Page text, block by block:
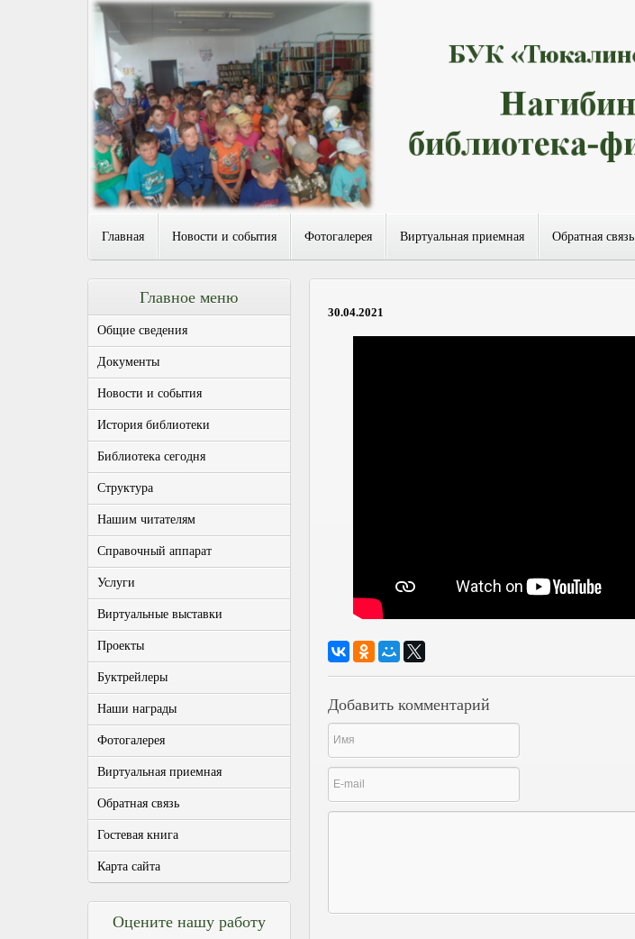
Главная Новости и события Фотогалерея Виртуальная приемная Обратная связь
30.04.2021
Добавить комментарий
Главное меню
Общие сведения
Документы
Новости и события
История библиотеки
Библиотека сегодня
Структура
Нашим читателям
Справочный аппарат
Услуги
Виртуальные выставки
Проекты
Буктрейлеры
Наши награды
Фотогалерея
Виртуальная приемная
Обратная связь
Гостевая книга
Карта сайта
Оцените нашу работу